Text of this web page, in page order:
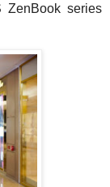
ZenBook series